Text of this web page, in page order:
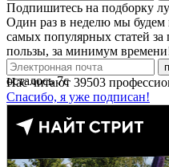
Подпишитесь на подборку
Один раз в неделю мы будем
самых популярных статей
пользы, за минимум
Нас читают 39503
Спасибо, я уже подписан!
осталось7с